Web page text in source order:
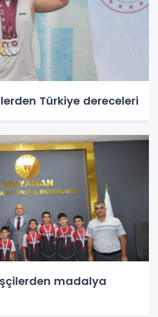
Türkiye dereceleri
madalya